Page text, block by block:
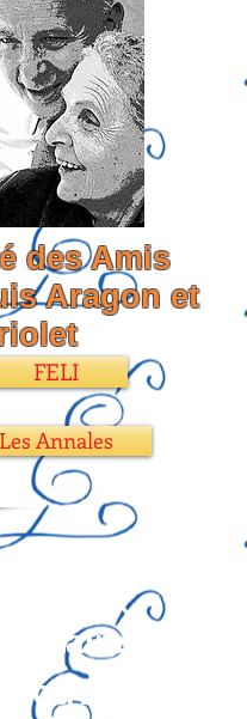
des Amis
Aragon et
FELI
Les Annales
voir
lettre aux
ouvrir le